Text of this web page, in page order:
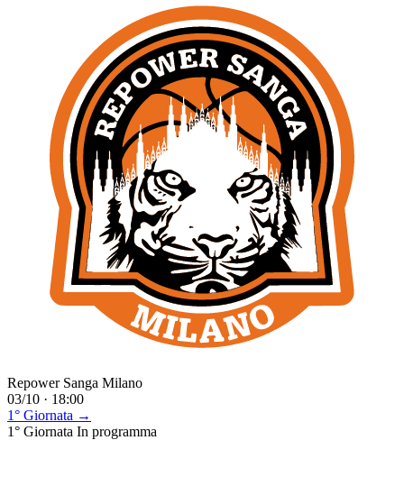
Repower Sanga Milano
03/10 · 18:00
1° Giornata →
1° Giornata In programma